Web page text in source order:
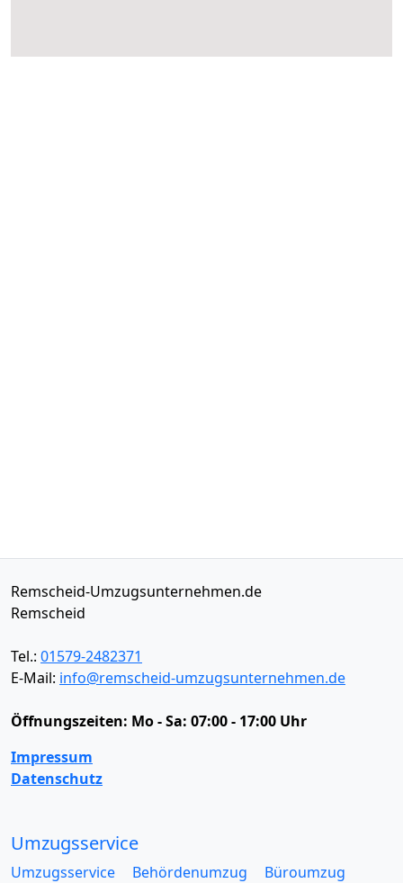
Remscheid-Umzugsunternehmen.de
Remscheid
Tel.: 01579-2482371
E-Mail: info@remscheid-umzugsunternehmen.de
Öffnungszeiten: Mo - Sa: 07:00 - 17:00 Uhr
Impressum
Datenschutz
Umzugsservice
Umzugsservice Behördenumzug
Büroumzug